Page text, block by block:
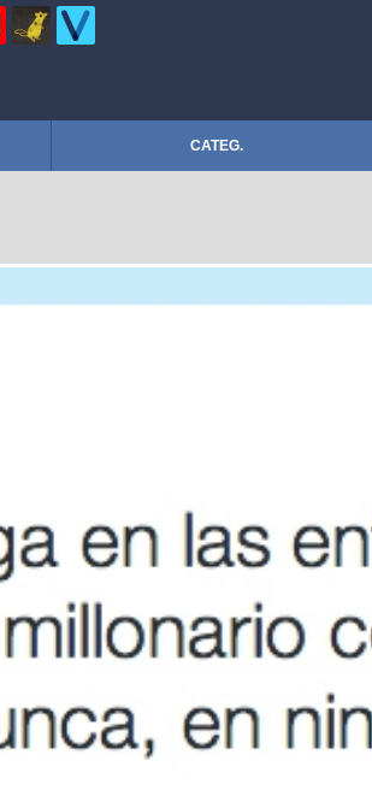
CATEG.